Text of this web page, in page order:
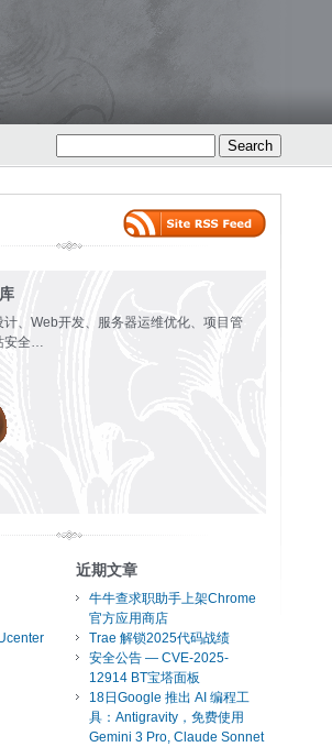
、Web开发、服务器运维优化、项目管
安全…
近期文章
牛牛查求职助手上架Chrome
官方应用商店
Trae 解锁2025代码战绩
安全公告 — CVE-2025-
12914 BT宝塔面板
18日Google 推出 AI 编程工
具：Antigravity，免费使用
Gemini 3 Pro, Claude Sonnet